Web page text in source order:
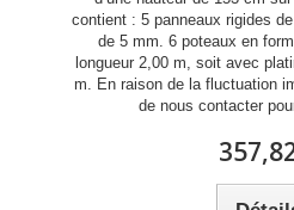
contient : 5 panneaux rigides
de 5 mm. 6 poteaux en
longueur 2,00 m, soit avec
m. En raison de la fluctuation
de nous contacter